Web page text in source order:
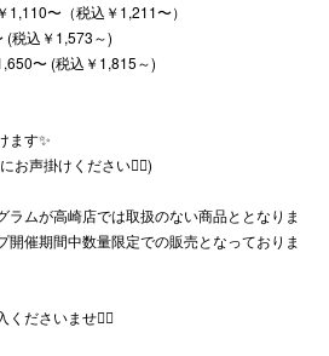
〜（税込￥1,211〜）
税込￥1,573～)
〜 (税込￥1,815～)
ます✨️
お声掛けください🙇‍♀️)
ラムが高崎店では取扱のない商品ととなりま
開催期間中数量限定での販売となっておりま
ださいませ🙇‍♀️